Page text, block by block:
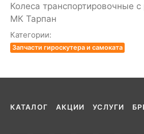
Колеса транспортировочные
МК Тарпан
Категории:
Запчасти гироскутера и самоката
КАТАЛОГ АКЦИИ УСЛУГИ